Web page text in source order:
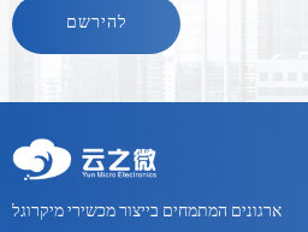
ארגונים המתמחים בייצור מכשירי מיקרוגל